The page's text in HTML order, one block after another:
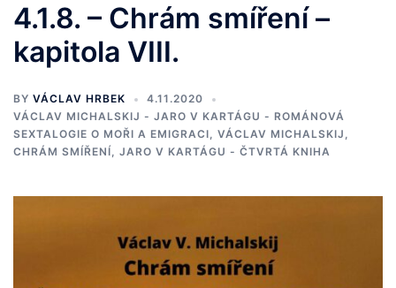
4.1.8. – Chrám smíření –
kapitola VIII.
BY VÁCLAV HRBEK
4.11.2020
VÁCLAV MICHALSKIJ - JARO V KARTÁGU - ROMÁNOVÁ
SEXTALOGIE O MOŘI A EMIGRACI, VÁCLAV MICHALSKIJ,
CHRÁM SMÍŘENÍ, JARO V KARTÁGU - ČTVRTÁ KNIHA